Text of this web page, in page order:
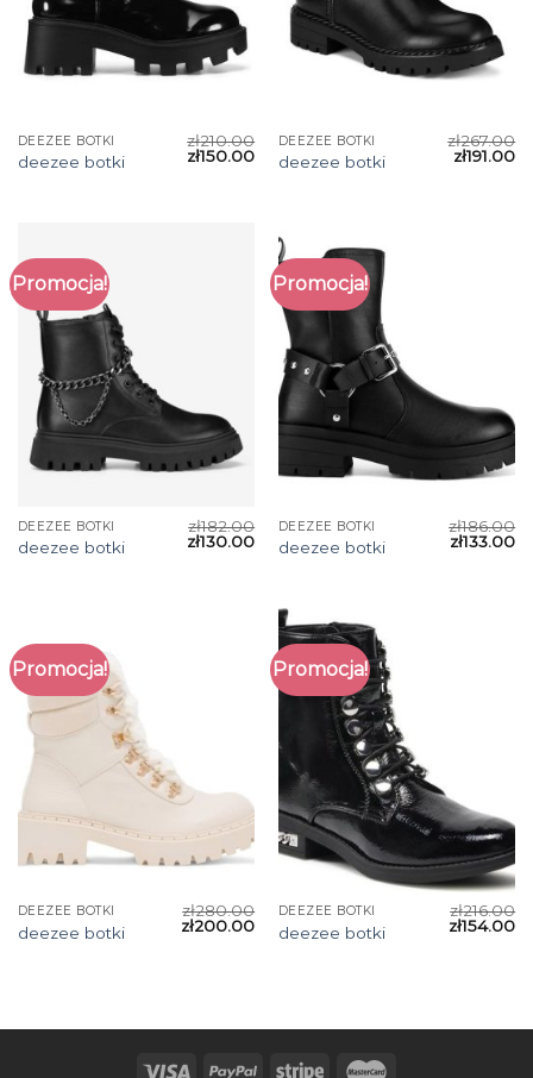
DEEZEE BOTKI
deezee botki
zł210.00
zł150.00
DEEZEE BOTKI
deezee botki
zł267.00
zł191.00
Promocja!
DEEZEE BOTKI
deezee botki
zł182.00
zł130.00
Promocja!
DEEZEE BOTKI
deezee botki
zł186.00
zł133.00
Promocja!
DEEZEE BOTKI
deezee botki
zł280.00
zł200.00
Promocja!
DEEZEE BOTKI
deezee botki
zł216.00
zł154.00